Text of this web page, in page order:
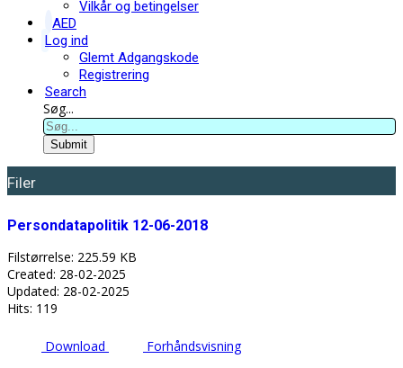
Vilkår og betingelser
AED
Log ind
Glemt Adgangskode
Registrering
Search
Søg...
Submit
Filer
Persondatapolitik 12-06-2018
Filstørrelse: 225.59 KB
Created: 28-02-2025
Updated: 28-02-2025
Hits: 119
Download Forhåndsvisning